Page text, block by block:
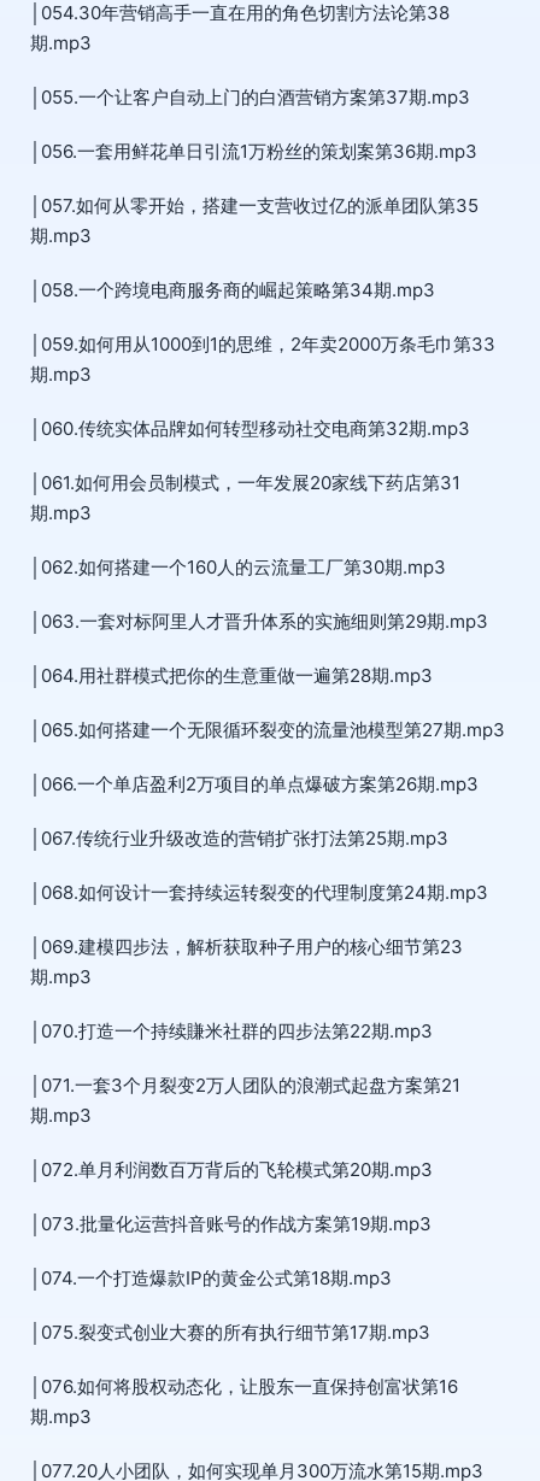
│054.30年营销高手一直在用的角色切割方法论第38
期.mp3
│055.一个让客户自动上门的白酒营销方案第37期.mp3
│056.一套用鲜花单日引流1万粉丝的策划案第36期.mp3
│057.如何从零开始，搭建一支营收过亿的派单团队第35
期.mp3
│058.一个跨境电商服务商的崛起策略第34期.mp3
│059.如何用从1000到1的思维，2年卖2000万条毛巾第33
期.mp3
│060.传统实体品牌如何转型移动社交电商第32期.mp3
│061.如何用会员制模式，一年发展20家线下药店第31
期.mp3
│062.如何搭建一个160人的云流量工厂第30期.mp3
│063.一套对标阿里人才晋升体系的实施细则第29期.mp3
│064.用社群模式把你的生意重做一遍第28期.mp3
│065.如何搭建一个无限循环裂变的流量池模型第27期.mp3
│066.一个单店盈利2万项目的单点爆破方案第26期.mp3
│067.传统行业升级改造的营销扩张打法第25期.mp3
│068.如何设计一套持续运转裂变的代理制度第24期.mp3
│069.建模四步法，解析获取种子用户的核心细节第23
期.mp3
│070.打造一个持续賺米社群的四步法第22期.mp3
│071.一套3个月裂变2万人团队的浪潮式起盘方案第21
期.mp3
│072.单月利润数百万背后的飞轮模式第20期.mp3
│073.批量化运营抖音账号的作战方案第19期.mp3
│074.一个打造爆款IP的黄金公式第18期.mp3
│075.裂变式创业大赛的所有执行细节第17期.mp3
│076.如何将股权动态化，让股东一直保持创富状第16
期.mp3
│077.20人小团队，如何实现单月300万流水第15期.mp3